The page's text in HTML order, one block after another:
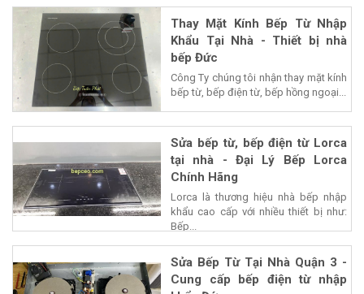
Thay Mặt Kính Bếp Từ Nhập
Khẩu Tại Nhà - Thiết bị nhà
bếp Đức
Công Ty chúng tôi nhận thay mặt kính
bếp từ, bếp điện từ, bếp hồng ngoại...
Sửa bếp từ, bếp điện từ Lorca
tại nhà - Đại Lý Bếp Lorca
Chính Hãng
Lorca là thương hiệu nhà bếp nhập
khẩu cao cấp với nhiều thiết bị như:
Bếp...
Sửa Bếp Từ Tại Nhà Quận 3 -
Cung cấp bếp điện từ nhập